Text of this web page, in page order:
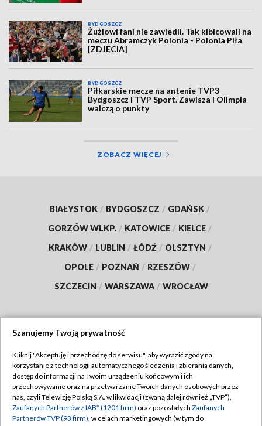
BYDGOSZCZ
Żużlowi fani nie zawiedli. Tak kibicowali na
meczu Abramczyk Polonia - Polonia Piła
[ZDJĘCIA]
BYDGOSZCZ
Piłkarskie mecze na antenie TVP3
Bydgoszcz i TVP Sport. Zawisza i Olimpia
walczą o punkty
ZOBACZ WIĘCEJ
BIAŁYSTOK / BYDGOSZCZ / GDAŃSK /
GORZÓW WLKP. / KATOWICE / KIELCE /
KRAKÓW / LUBLIN / ŁÓDŹ / OLSZTYN /
OPOLE / POZNAŃ / RZESZÓW /
SZCZECIN / WARSZAWA / WROCŁAW
TVP
Abonament TVP
Emisja w TVP
Regulamin TVP
Polityka prywatności
Szanujemy Twoją prywatność
Kliknij "Akceptuję i przechodzę do serwisu", aby wyrazić zgody na
korzystanie z technologii automatycznego śledzenia i zbierania danych,
dostęp do informacji na Twoim urządzeniu końcowym i ich
przechowywanie oraz na przetwarzanie Twoich danych osobowych przez
nas, czyli Telewizję Polską S.A. w likwidacji (zwaną dalej również „TVP”),
Zaufanych Partnerów z IAB* (1201 firm) oraz pozostałych Zaufanych
Partnerów TVP (93 firm), w celach marketingowych (w tym do